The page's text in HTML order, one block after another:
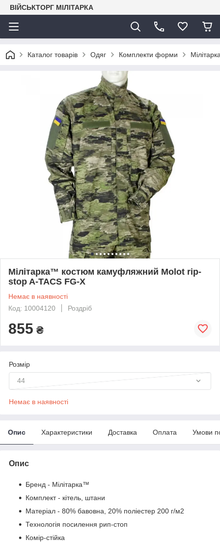
ВІЙСЬКТОРГ МІЛІТАРКА
Каталог товарів Одяг Комплекти форми
Мілітарка™ костюм камуфляжний Molot rip-
stop A-TACS FG-X
Немає в наявності
Код: 10004120
Роздріб
855 ₴
Розмір
44
Немає в наявності
Опис Характеристики Доставка Оплата Умови
Опис
Бренд - Мілітарка™
Комплект - кітель, штани
Матеріал - 80% бавовна, 20% поліестер 200 г/м2
Технологія посилення рип-стоп
Комір-стійка